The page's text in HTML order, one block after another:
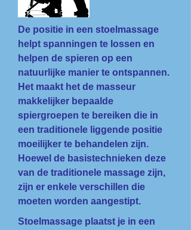
De positie in een stoelmassage
helpt spanningen te lossen en
helpen de spieren op een
natuurlijke manier te ontspannen.
Het maakt het de masseur
makkelijker bepaalde
spiergroepen te bereiken die in
een traditionele liggende positie
moeilijker te behandelen zijn.
Hoewel de basistechnieken deze
van de traditionele massage zijn,
zijn er enkele verschillen die
moeten worden aangestipt.
Stoelmassage plaatst je in een